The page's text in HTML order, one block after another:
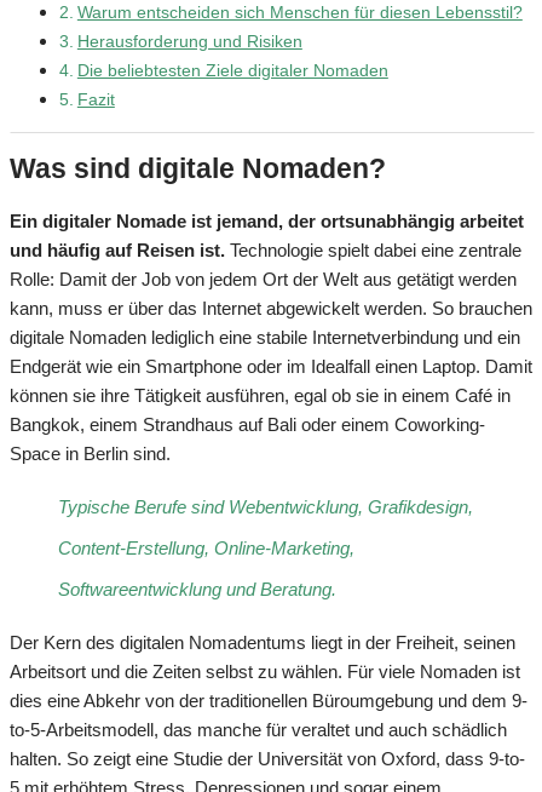
Warum entscheiden sich Menschen für diesen Lebensstil?
Herausforderung und Risiken
Die beliebtesten Ziele digitaler Nomaden
Fazit
Was sind digitale Nomaden?
Ein digitaler Nomade ist jemand, der ortsunabhängig arbeitet
und häufig auf Reisen ist. Technologie spielt dabei eine zentrale
Rolle: Damit der Job von jedem Ort der Welt aus getätigt werden
kann, muss er über das Internet abgewickelt werden. So brauchen
digitale Nomaden lediglich eine stabile Internetverbindung und ein
Endgerät wie ein Smartphone oder im Idealfall einen Laptop. Damit
können sie ihre Tätigkeit ausführen, egal ob sie in einem Café in
Bangkok, einem Strandhaus auf Bali oder einem Coworking-
Space in Berlin sind.
Typische Berufe sind Webentwicklung, Grafikdesign,
Content-Erstellung, Online-Marketing,
Softwareentwicklung und Beratung.
Der Kern des digitalen Nomadentums liegt in der Freiheit, seinen
Arbeitsort und die Zeiten selbst zu wählen. Für viele Nomaden ist
dies eine Abkehr von der traditionellen Büroumgebung und dem 9-
to-5-Arbeitsmodell, das manche für veraltet und auch schädlich
halten. So zeigt eine Studie der Universität von Oxford, dass 9-to-
5 mit erhöhtem Stress, Depressionen und sogar einem